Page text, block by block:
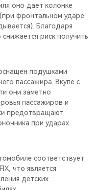
оно дает колонке
фронтальном ударе
Благодаря
риск получить
подушками
пассажира. Вкупе с
они заметно
пассажиров и
предотвращают
при ударах
соответствует
что является
детских